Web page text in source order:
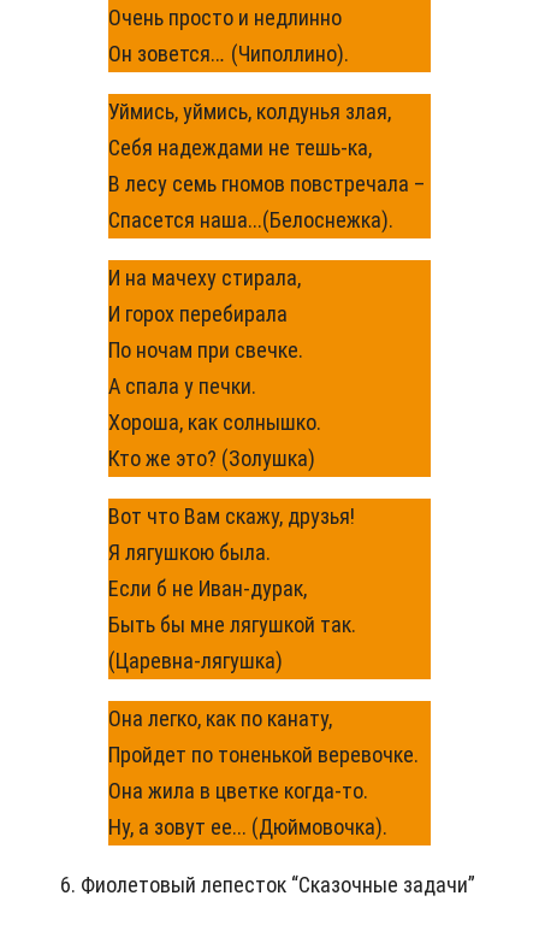
Очень просто и недлинно
Он зовется... (Чиполлино).
Уймись, уймись, колдунья злая,
Себя надеждами не тешь-ка,
В лесу семь гномов повстречала –
Спасется наша...(Белоснежка).
И на мачеху стирала,
И горох перебирала
По ночам при свечке.
А спала у печки.
Хороша, как солнышко.
Кто же это? (Золушка)
Вот что Вам скажу, друзья!
Я лягушкою была.
Если б не Иван-дурак,
Быть бы мне лягушкой так.
(Царевна-лягушка)
Она легко, как по канату,
Пройдет по тоненькой веревочке.
Она жила в цветке когда-то.
Ну, а зовут ее... (Дюймовочка).
6. Фиолетовый лепесток “Сказочные задачи”